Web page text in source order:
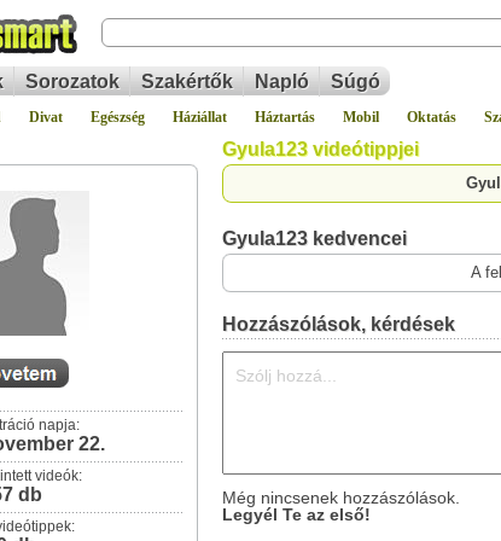
Sorozatok Szakértők Napló Súgó
Divat Egészség Háziállat Háztartás Mobil Oktatás
napja:
22.
videók:
db
Gyula123 videótippjei
Gyula123 kedvencei
A
Hozzászólások, kérdések
Még nincsenek hozzászólások.
Legyél Te az első!